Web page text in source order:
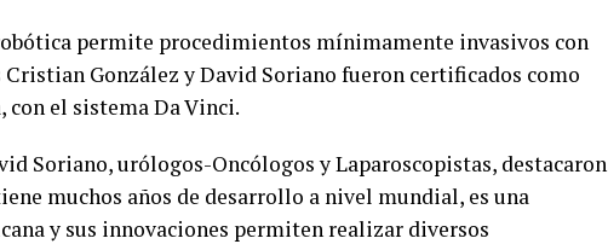
permite procedimientos mínimamente invasivos con
Cristian Gonzálezy David Soriano fueron certificados como
el sistema Da Vinci.
Soriano,urólogos-Oncólogos y Laparoscopistas, destacaron
muchos años de desarrollo a nivel mundial, es una
y sus innovaciones permiten realizar diversos